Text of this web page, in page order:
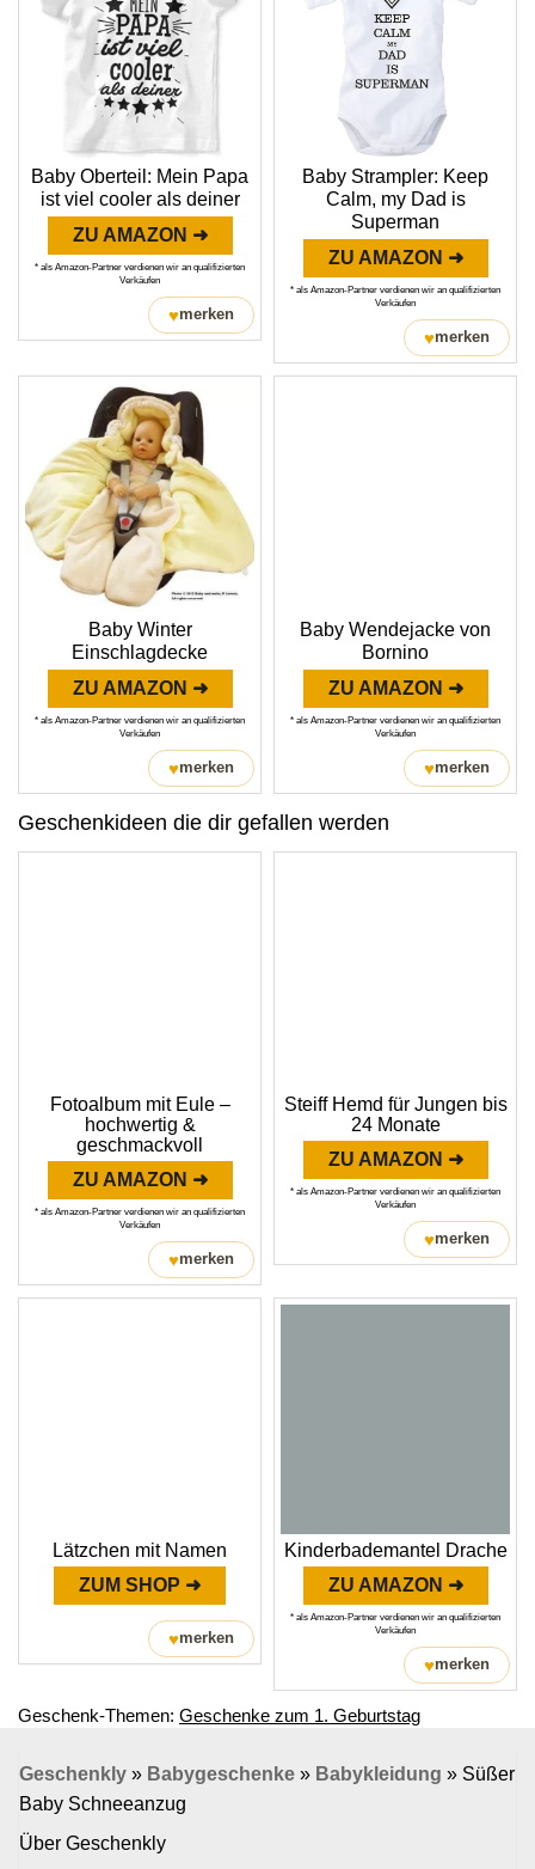
Baby Oberteil: Mein Papa
ist viel cooler als deiner
ZU AMAZON ➜
* als Amazon-Partner verdienen wir an qualifizierten
Verkäufen
♥merken
Baby Strampler: Keep
Calm, my Dad is
Superman
ZU AMAZON ➜
* als Amazon-Partner verdienen wir an qualifizierten
Verkäufen
♥merken
Baby Winter
Einschlagdecke
ZU AMAZON ➜
* als Amazon-Partner verdienen wir an qualifizierten
Verkäufen
♥merken
Baby Wendejacke von
Bornino
ZU AMAZON ➜
* als Amazon-Partner verdienen wir an qualifizierten
Verkäufen
♥merken
Geschenkideen die dir gefallen werden
Fotoalbum mit Eule –
hochwertig &
geschmackvoll
ZU AMAZON ➜
* als Amazon-Partner verdienen wir an qualifizierten
Verkäufen
♥merken
Steiff Hemd für Jungen bis
24 Monate
ZU AMAZON ➜
* als Amazon-Partner verdienen wir an qualifizierten
Verkäufen
♥merken
Lätzchen mit Namen
ZUM SHOP ➜
♥merken
Kinderbademantel Drache
ZU AMAZON ➜
* als Amazon-Partner verdienen wir an qualifizierten
Verkäufen
♥merken
Geschenk-Themen: Geschenke zum 1. Geburtstag
Geschenkly » Babygeschenke » Babykleidung » Süßer
Baby Schneeanzug
Über Geschenkly